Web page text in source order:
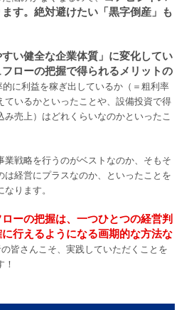
す。絶対避けたい「黒字倒産」も
い健全な企業体質」に変化してい
ローの把握で得られるメリットの
的に利益を稼ぎ出しているか（＝粗利率
ているかといったことや、設備投資で得
み売上）はどれくらいなのかといったこ
業戦略を行うのがベストなのか、そもそ
は経営にプラスなのか、といったことを
ります。
ーの把握は、一つひとつの経営判
行えるようになる画期的な方法な
皆さんこそ、実践していただくことを
！